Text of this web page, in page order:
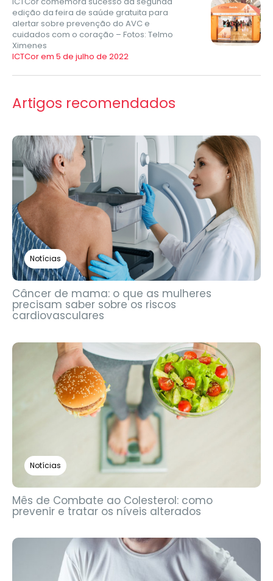
edição da feira de saúde gratuita para
alertar sobre prevenção do AVC e
cuidados com o coração – Fotos: Telmo
Ximenes
ICTCor em 5 de julho de 2022
Artigos recomendados
Notícias
Câncer de mama: o que as mulheres
precisam saber sobre os riscos
cardiovasculares
Notícias
Mês de Combate ao Colesterol: como
prevenir e tratar os níveis alterados